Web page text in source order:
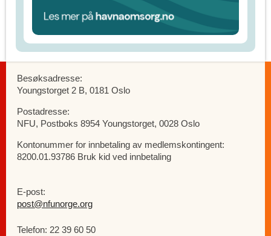
Besøksadresse:
Youngstorget 2 B, 0181 Oslo
Postadresse:
NFU, Postboks 8954 Youngstorget, 0028 Oslo
Kontonummer for innbetaling av medlemskontingent:
8200.01.93786 Bruk kid ved innbetaling
E-post:
post@nfunorge.org
Telefon: 22 39 60 50